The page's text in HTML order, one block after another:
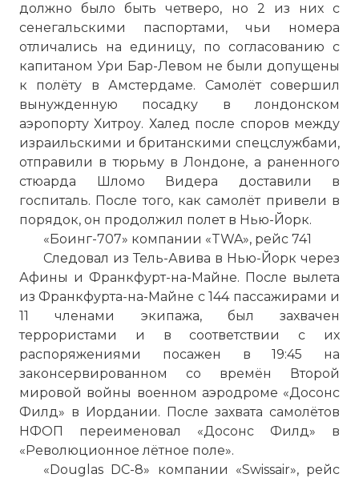
должно было быть четверо, но 2 из них с
сенегальскими паспортами, чьи номера
отличались на единицу, по согласованию с
капитаном Ури Бар-Левом не были допущены
к полёту в Амстердаме. Самолёт совершил
вынужденную посадку в лондонском
аэропорту Хитроу. Халед после споров между
израильскими и британскими спецслужбами,
отправили в тюрьму в Лондоне, а раненного
стюарда Шломо Видера доставили в
госпиталь. После того, как самолёт привели в
порядок, он продолжил полет в Нью-Йорк.
«Боинг-707» компании «TWA», рейс 741
Следовал из Тель-Авива в Нью-Йорк через
Афины и Франкфурт-на-Майне. После вылета
из Франкфурта-на-Майне с 144 пассажирами и
11 членами экипажа, был захвачен
террористами и в соответствии с их
распоряжениями посажен в 19:45 на
законсервированном со времён Второй
мировой войны военном аэродроме «Досонс
Филд» в Иордании. После захвата самолётов
НФОП переименовал «Досонс Филд» в
«Революционное лётное поле».
«Douglas DC-8» компании «Swissair», рейс